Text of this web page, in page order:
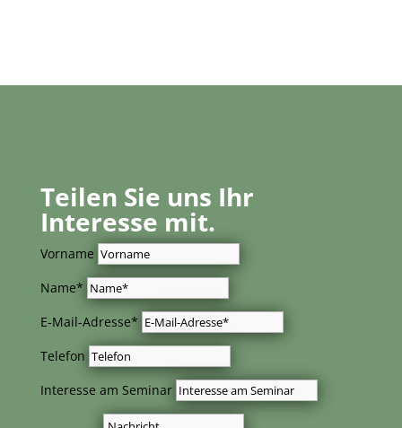
Teilen Sie uns Ihr
Interesse mit.
Vorname
Name*
E-Mail-Adresse*
Telefon
Interesse am Seminar